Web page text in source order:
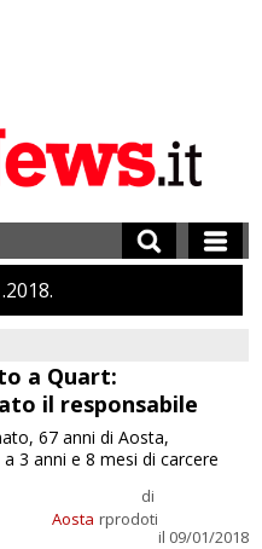
2018
a Quart:
il responsabile
Aosta
di
rprodoti
il 09/01/2018
67 anni di Aosta,
3 anni e 8 mesi di carcere